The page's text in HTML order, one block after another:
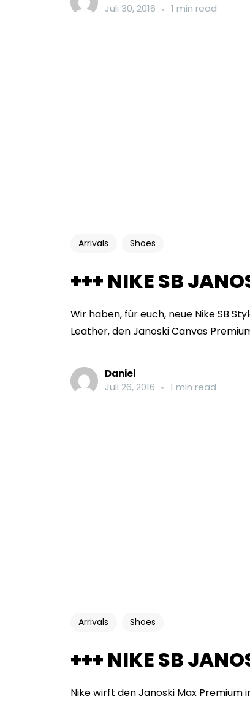
Juli 30, 2016
1 min read
Arrivals Shoes
+++ NIKE SB
Wir haben, für euch, neue Nike SB
Leather, den Janoski Canvas
Daniel
Juli 26, 2016
1 min read
Arrivals Shoes
+++ NIKE SB
Nike wirft den Janoski Max Premium